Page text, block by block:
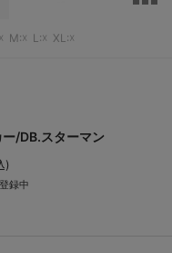
M:☓ L:☓ XL:☓
/DB.スターマン
)
録中